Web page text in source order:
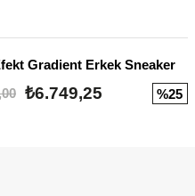
Gradient Erkek Sneaker
₺6.749,25 %25